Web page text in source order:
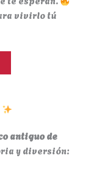
vivirlo tú
antiguo de
y diversión: